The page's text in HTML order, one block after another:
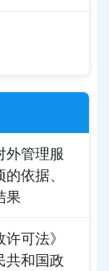
外管理服
依据、
果
可法》
共和国政